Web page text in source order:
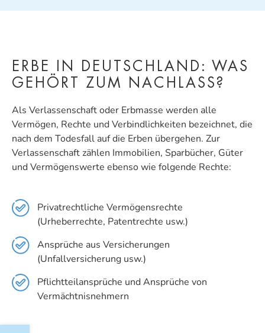
ERBE IN DEUTSCHLAND: WAS
GEHÖRT ZUM NACHLASS?
Als Verlassenschaft oder Erbmasse werden alle
Vermögen, Rechte und Verbindlichkeiten bezeichnet, die
nach dem Todesfall auf die Erben übergehen. Zur
Verlassenschaft zählen Immobilien, Sparbücher, Güter
und Vermögenswerte ebenso wie folgende Rechte:
Privatrechtliche Vermögensrechte
(Urheberrechte, Patentrechte usw.)
Ansprüche aus Versicherungen
(Unfallversicherung usw.)
Pflichtteilansprüche und Ansprüche von
Vermächtnisnehmern